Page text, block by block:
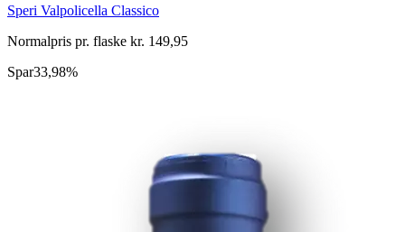
Speri Valpolicella Classico
Normalpris pr. flaske kr. 149,95
Spar33,98%